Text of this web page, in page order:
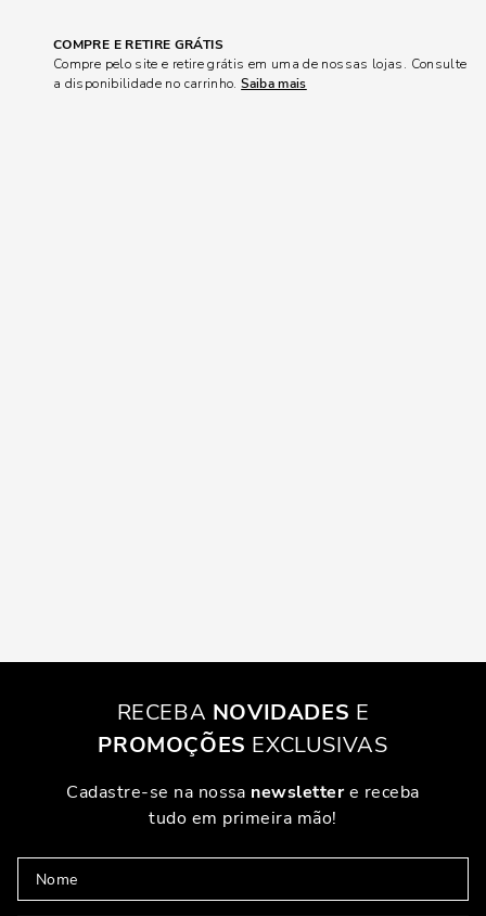
COMPRE E RETIRE GRÁTIS
Compre pelo site e retire grátis em uma de nossas lojas. Consulte
a disponibilidade no carrinho.Saiba mais
RECEBA NOVIDADES E
PROMOÇÕES EXCLUSIVAS
Cadastre-se na nossa newslettere receba
tudo em primeira mão!